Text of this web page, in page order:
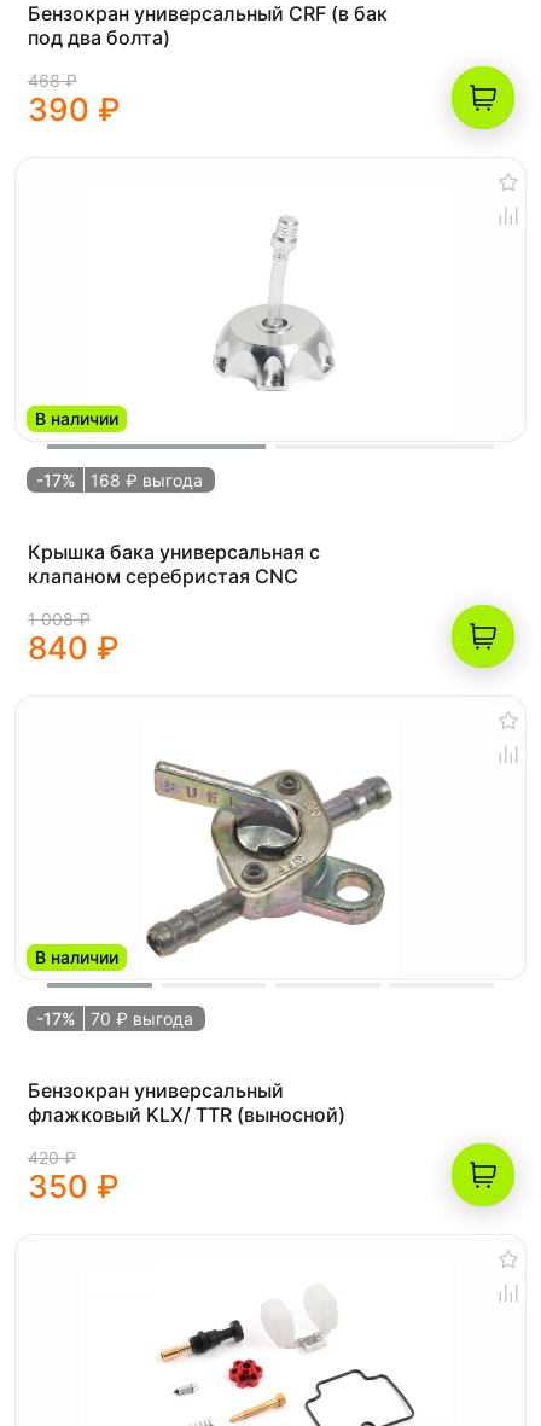
Бензокран универсальный CRF (в бак
под два болта)
468 ₽
390 ₽
В наличии
-17% 168 ₽ выгода
Крышка бака универсальная с
клапаном серебристая CNC
1 008 ₽
840 ₽
В наличии
-17% 70 ₽ выгода
Бензокран универсальный
флажковый KLX/ TTR (выносной)
420 ₽
350 ₽